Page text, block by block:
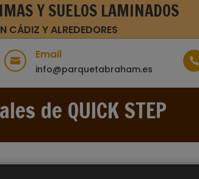
Y SUELOS LAMINADOS
CÁDIZ Y ALREDEDORES
 Email
info@parquetabraham.es

de QUICK STEP